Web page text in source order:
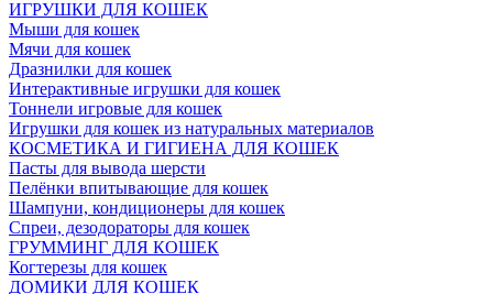
ИГРУШКИ ДЛЯ КОШЕК
Мыши для кошек
Мячи для кошек
Дразнилки для кошек
Интерактивные игрушки для кошек
Тоннели игровые для кошек
Игрушки для кошек из натуральных материалов
КОСМЕТИКА И ГИГИЕНА ДЛЯ КОШЕК
Пасты для вывода шерсти
Пелёнки впитывающие для кошек
Шампуни, кондиционеры для кошек
Спреи, дезодораторы для кошек
ГРУММИНГ ДЛЯ КОШЕК
Когтерезы для кошек
ДОМИКИ ДЛЯ КОШЕК